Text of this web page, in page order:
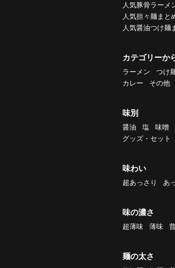
人気豚骨ラーメ
人気担々麺まと
人気醤油つけ麺
カテゴリーか
ラーメン つけ
カレー
その他
味別
醤油 塩 味噌
グッズ・セット
味わい
超あっさり あ
味の濃さ
超薄味 薄味
麺の太さ